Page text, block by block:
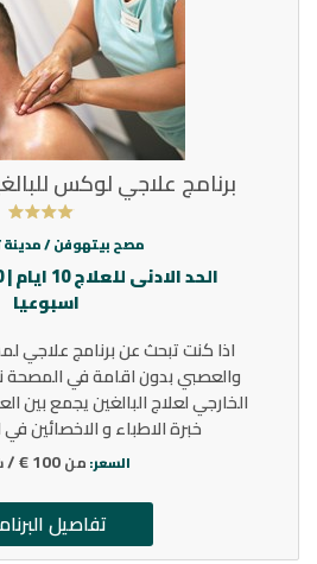
برنامج علاجي لوكس
مصح بيتهوفن /
اسبوعيا
اذا كنت تبحث عن برنامج علاجي
والعصبي بدون اقامة في المصحة
الخارجي لعلاج البالغين يجمع بين
خبرة الاطباء و الاخصائين
السعر: من100 € /
تفاصيل